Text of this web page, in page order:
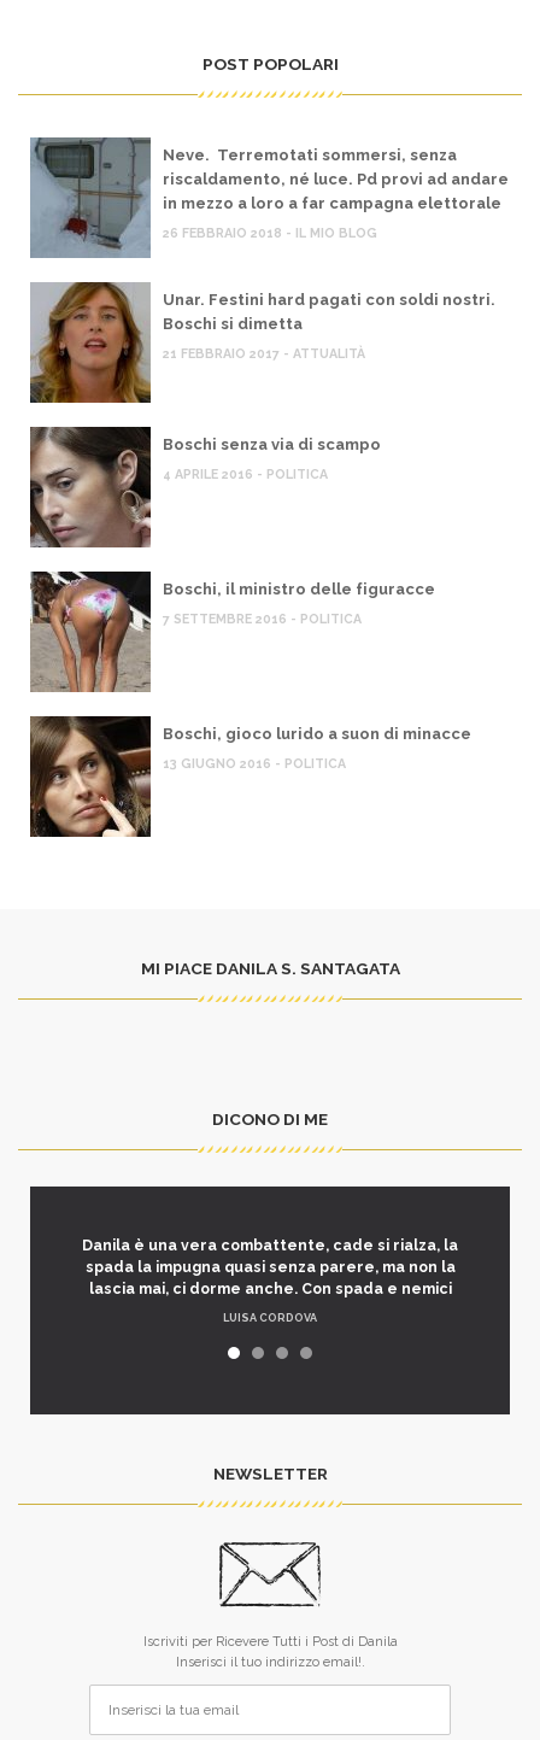
POST POPOLARI
Neve. Terremotati sommersi, senza
riscaldamento, né luce. Pd provi ad andare
in mezzo a loro a far campagna elettorale
26 FEBBRAIO 2018 - IL MIO BLOG
Unar. Festini hard pagati con soldi nostri.
Boschi si dimetta
21 FEBBRAIO 2017 - ATTUALITÀ
Boschi senza via di scampo
4 APRILE 2016 - POLITICA
Boschi, il ministro delle figuracce
7 SETTEMBRE 2016 - POLITICA
Boschi, gioco lurido a suon di minacce
13 GIUGNO 2016 - POLITICA
MI PIACE DANILA S. SANTAGATA
DICONO DI ME
Danila è una vera combattente, cade si rialza, la
spada la impugna quasi senza parere, ma non la
lascia mai, ci dorme anche. Con spada e nemici
LUISA CORDOVA
NEWSLETTER
Iscriviti per Ricevere Tutti i Post di Danila
Inserisci il tuo indirizzo email!.